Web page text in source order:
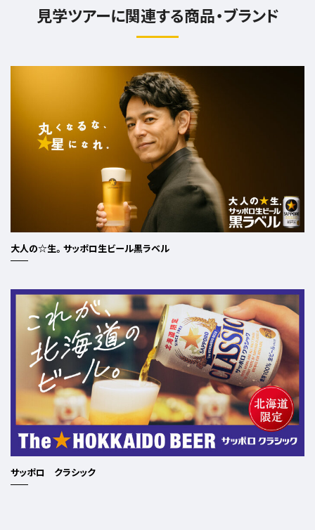
見学ツアーに関連する商品・ブランド
大人の☆生。サッポロ生ビール黒ラベル
サッポロ クラシック